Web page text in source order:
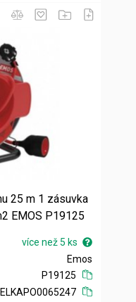
25 m 1 zásuvka
EMOS P19125
více než 5 ks
Emos
P19125
ELKAPO0065247